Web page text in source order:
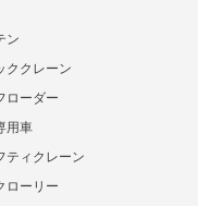
ン
ククレーン
ローダー
用車
ティクレーン
ローリー